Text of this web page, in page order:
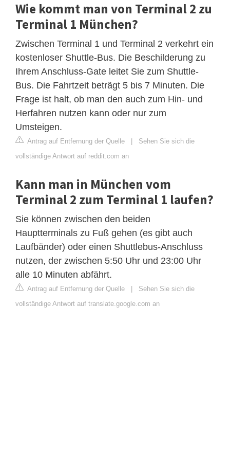
Wie kommt man von Terminal 2 zu
Terminal 1 München?
Zwischen Terminal 1 und Terminal 2 verkehrt ein
kostenloser Shuttle-Bus. Die Beschilderung zu
Ihrem Anschluss-Gate leitet Sie zum Shuttle-
Bus. Die Fahrtzeit beträgt 5 bis 7 Minuten. Die
Frage ist halt, ob man den auch zum Hin- und
Herfahren nutzen kann oder nur zum
Umsteigen.
Antrag auf Entfernung der Quelle
Sehen Sie sich die
vollständige Antwort auf reddit.com an
Kann man in München vom
Terminal 2 zum Terminal 1 laufen?
Sie können zwischen den beiden
Hauptterminals zu Fuß gehen (es gibt auch
Laufbänder) oder einen Shuttlebus-Anschluss
nutzen, der zwischen 5:50 Uhr und 23:00 Uhr
alle 10 Minuten abfährt.
Antrag auf Entfernung der Quelle
Sehen Sie sich die
vollständige Antwort auf translate.google.com an